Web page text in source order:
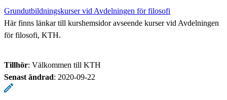
Grundutbildningskurser vid Avdelningen för filosofi
Här finns länkar till kurshemsidor avseende kurser vid Avdelningen
för filosofi, KTH.
Tillhör: Välkommen till KTH
Senast ändrad: 2020-09-22